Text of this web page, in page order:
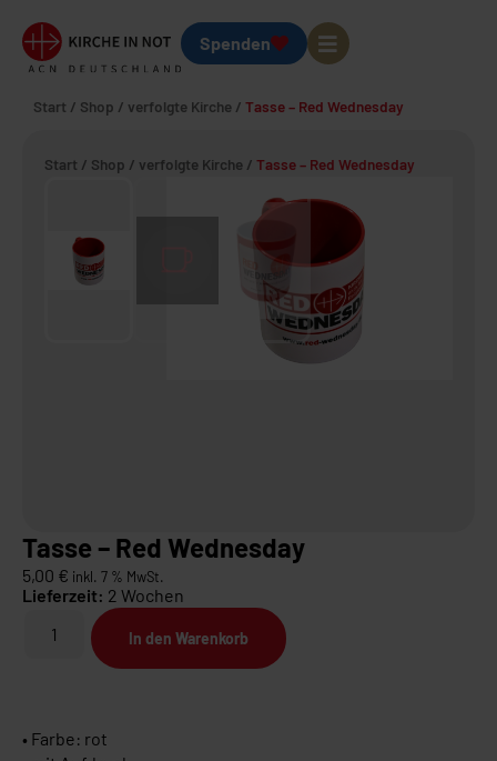
Spenden
Start / Shop / verfolgte Kirche / Tasse – Red Wednesday
Start / Shop / verfolgte Kirche / Tasse – Red Wednesday
Tasse – Red Wednesday
5,00 € inkl. 7 % MwSt.
Lieferzeit: 2 Wochen
In den Warenkorb
• Farbe: rot